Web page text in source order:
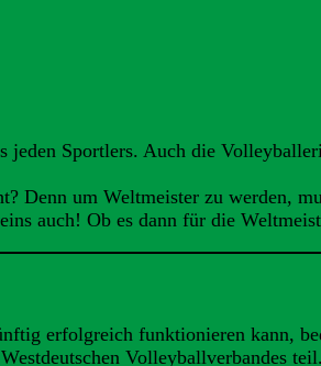
jeden Sportlers. Auch die
Denn um Weltmeister zu werden,
auch! Ob es dann für die
erfolgreich funktionieren kann,
Volleyballverbandes